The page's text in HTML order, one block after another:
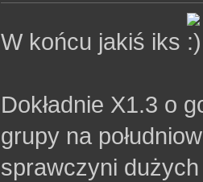
W końcu jakiś iks
Dokładnie X1.3 o
grupy na
sprawczyni